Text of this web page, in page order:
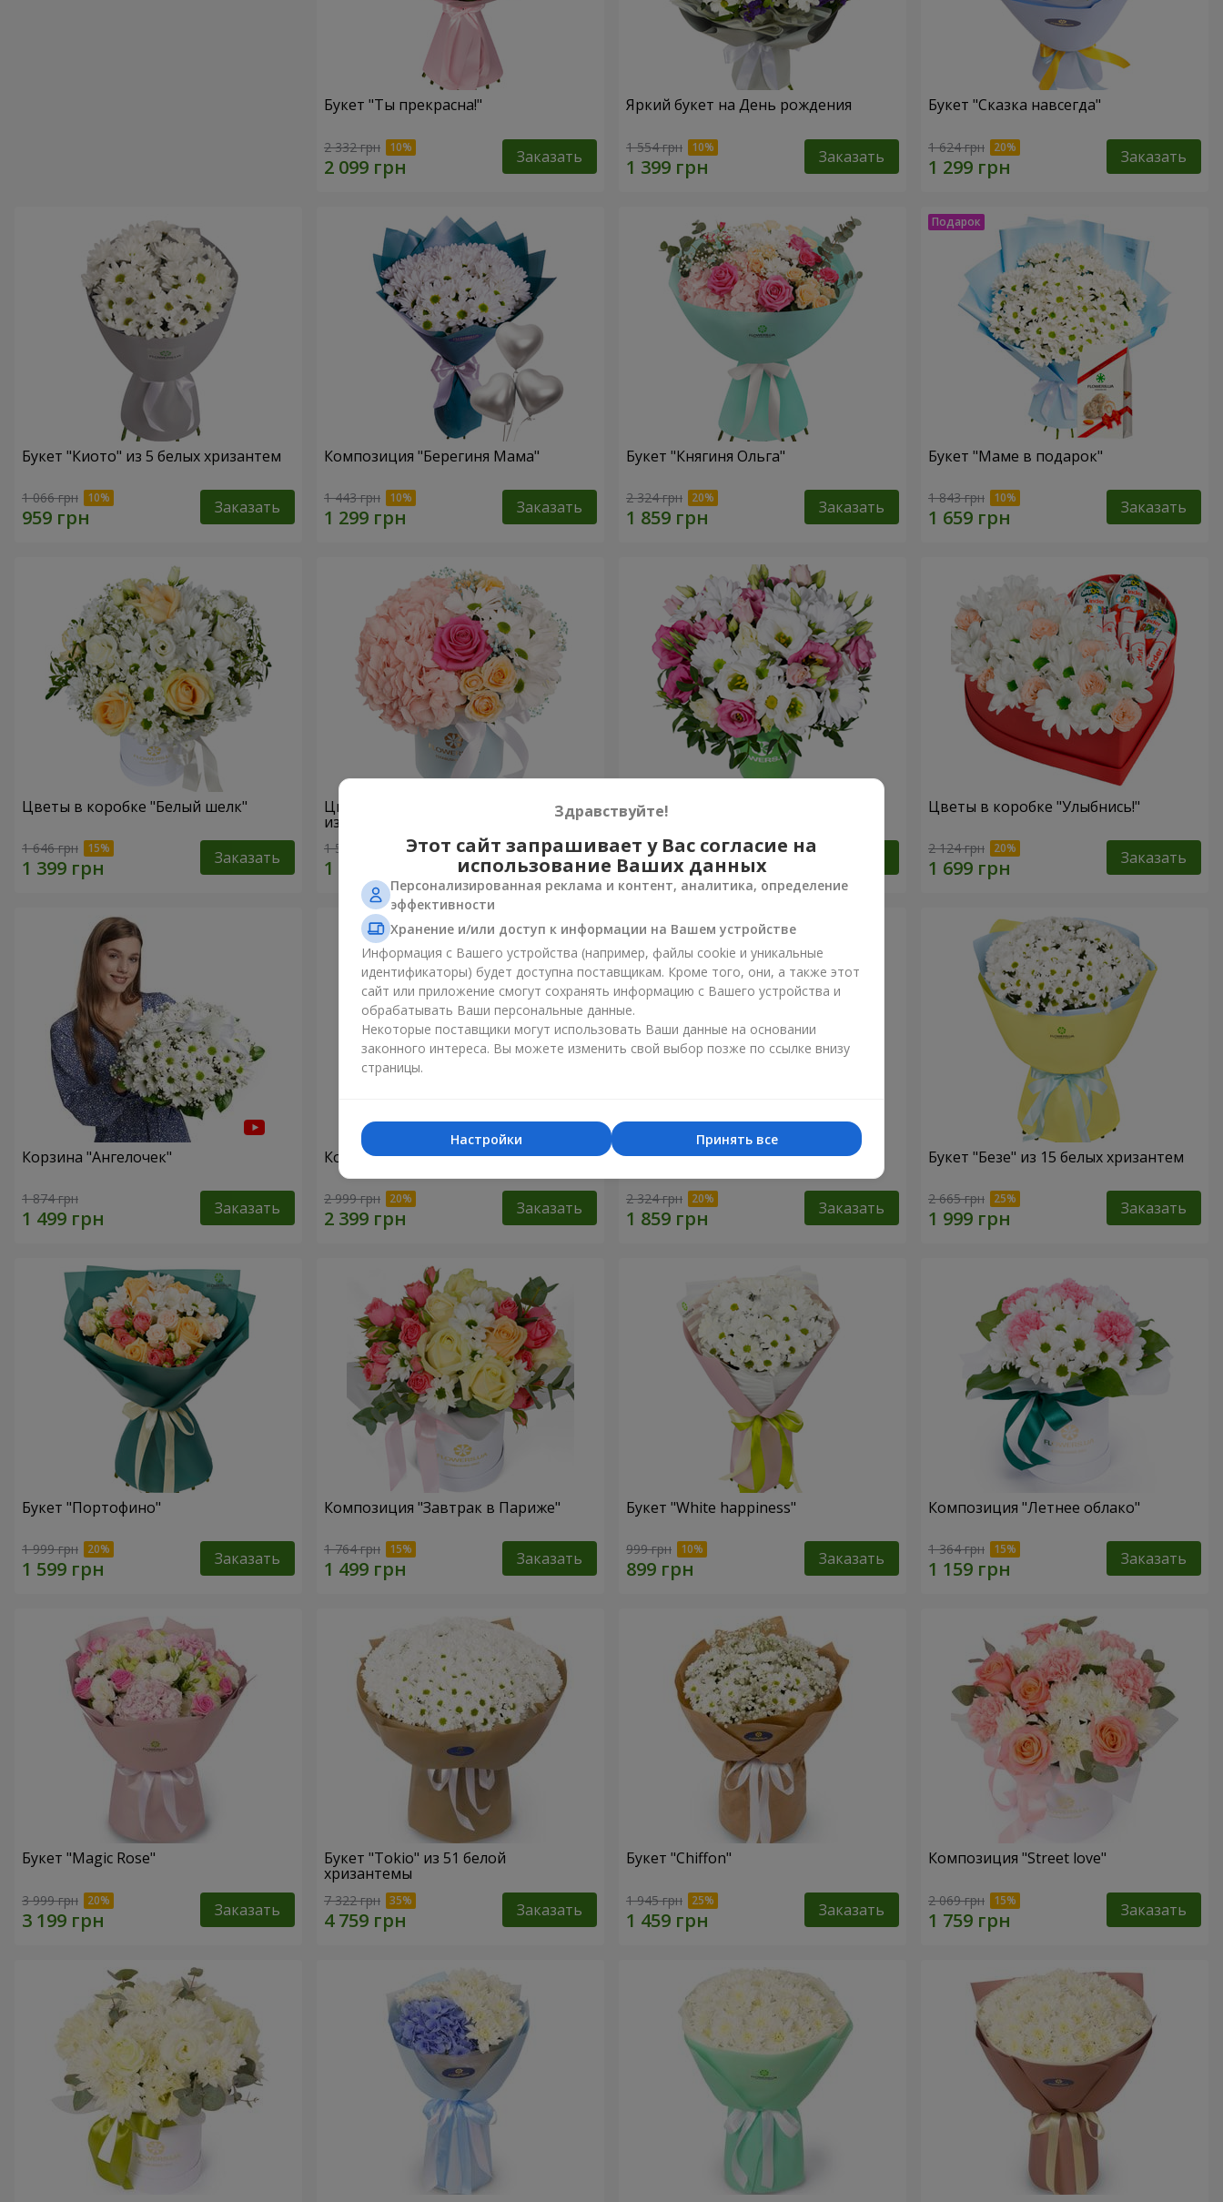
Букет "Ты прекрасна!"
2 332 грн Заказать
Яркий букет на День рождения
1 554 грн Заказать
Букет "Сказка навсегда"
1 624 грн Заказать
Букет "Киото" из 5 белых хризантем
1 066 грн Заказать
Композиция "Берегиня Мама"
1 443 грн Заказать
Букет "Княгиня Ольга"
2 324 грн Заказать
Букет "Маме в подарок"
1 843 грн Заказать
Цветы в коробке "Белый шелк"
1 646 грн Заказать
Цветы в коробке "Счастья не
избежать"
1 599 грн Заказать
Композиция "Лучики в глазах"
954 грн
Цветы в коробке "Улыбнись!"
2 124 грн Заказать
Корзина "Ангелочек"
1 874 грн Заказать
Корзина "Влюбленный сад"
2 999 грн Заказать
Композиция "Charlotte"
2 324 грн Заказать
Букет "Безе" из 15 белых хризантем
2 665 грн Заказать
Букет "Портофино"
1 999 грн Заказать
Композиция "Завтрак в Париже"
1 764 грн Заказать
Букет "White happiness"
999 грн Заказать
Композиция "Летнее облако"
1 364 грн Заказать
Букет "Magic Rose"
3 999 грн Заказать
Букет "Tokio" из 51 белой
хризантемы
7 322 грн Заказать
Букет "Chiffon"
1 945 грн Заказать
Композиция "Street love"
2 069 грн Заказать
Здравствуйте!
Этот сайт запрашивает у Вас согласие на
использование Ваших данных
Персонализированная реклама и контент, аналитика, определение
эффективности
Хранение и/или доступ к информации на Вашем устройстве
Информация с Вашего устройства (например, файлы cookie и уникальные
идентификаторы) будет доступна поставщикам. Кроме того, они, а также этот
сайт или приложение смогут сохранять информацию с Вашего устройства и
обрабатывать Ваши персональные данные.
Некоторые поставщики могут использовать Ваши данные на основании
законного интереса. Вы можете изменить свой выбор позже по ссылке внизу
страницы.
Принять все
Настройки